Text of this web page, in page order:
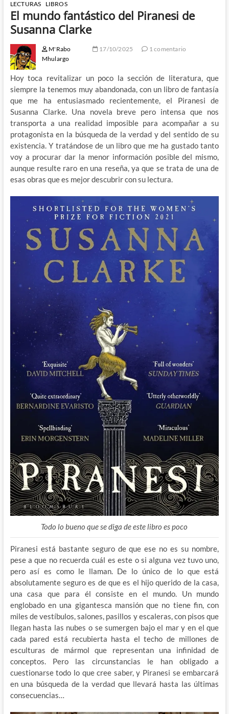
LECTURAS LIBROS
El mundo fantástico del Piranesi de
Susanna Clarke
M'Rabo
Mhulargo
17/10/2025 1 comentario
Hoy toca revitalizar un poco la sección de literatura, que
siempre la tenemos muy abandonada, con un libro de fantasía
que me ha entusiasmado recientemente, el Piranesi de
Susanna Clarke. Una novela breve pero intensa que nos
transporta a una realidad imposible para acompañar a su
protagonista en la búsqueda de la verdad y del sentido de su
existencia. Y tratándose de un libro que me ha gustado tanto
voy a procurar dar la menor información posible del mismo,
aunque resulte raro en una reseña, ya que se trata de una de
esas obras que es mejor descubrir con su lectura.
Todo lo bueno que se diga de este libro es poco
Piranesi está bastante seguro de que ese no es su nombre,
pese a que no recuerda cuál es este o si alguna vez tuvo uno,
pero así es como le llaman. De lo único de lo que está
absolutamente seguro es de que es el hijo querido de la casa,
una casa que para él consiste en el mundo. Un mundo
englobado en una gigantesca mansión que no tiene fin, con
miles de vestíbulos, salones, pasillos y escaleras, con pisos que
llegan hasta las nubes o se sumergen bajo el mar y en el que
cada pared está recubierta hasta el techo de millones de
esculturas de mármol que representan una infinidad de
conceptos. Pero las circunstancias le han obligado a
cuestionarse todo lo que cree saber, y Piranesi se embarcará
en una búsqueda de la verdad que llevará hasta las últimas
consecuencias…